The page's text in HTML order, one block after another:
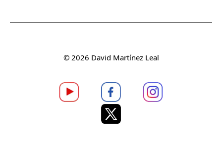
© 2026 David Martínez Leal